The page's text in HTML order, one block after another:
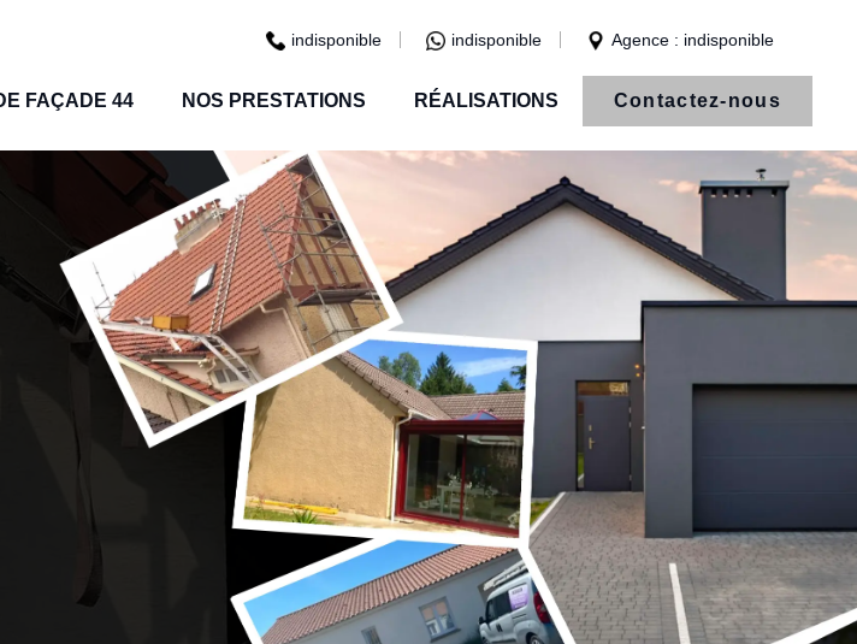
indisponible indisponible Agence : indisponible
FAÇADE 44 NOS PRESTATIONS RÉALISATIONS Contactez-nous